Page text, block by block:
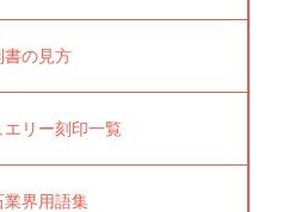
書の見方
エリー刻印一覧
業界用語集